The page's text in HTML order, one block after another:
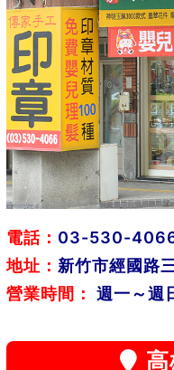
電話： 03-530-
地址： 新竹市經國路
營業時間：
週一～